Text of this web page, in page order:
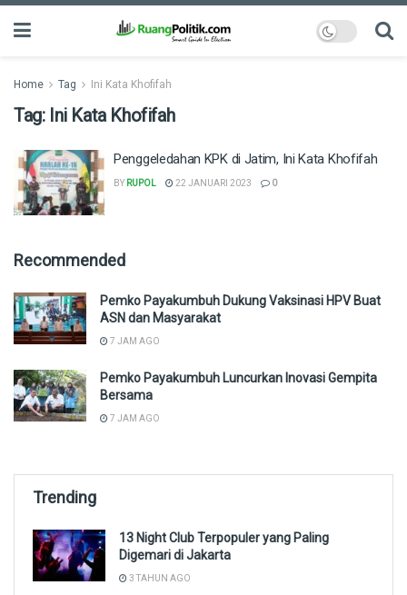
Home Tag Ini Kata Khofifah
Tag: Ini Kata Khofifah
Penggeledahan KPK di Jatim, Ini Kata Khofifah
BY RUPOL 22 JANUARI 2023 0
Recommended
Pemko Payakumbuh Dukung Vaksinasi HPV Buat
ASN dan Masyarakat
7 JAM AGO
Pemko Payakumbuh Luncurkan Inovasi Gempita
Bersama
7 JAM AGO
Trending
13 Night Club Terpopuler yang Paling
Digemari di Jakarta
3 TAHUN AGO